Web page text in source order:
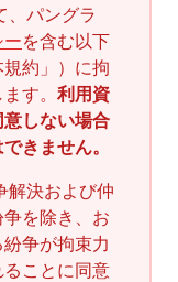
、パングラ
を含む以下
約」）に拘
す。 利用資
しない場合
きません。
解決および仲
を除き、お
争が拘束力
ことに同意